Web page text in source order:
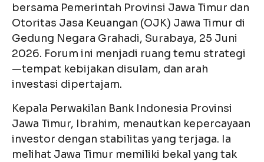
bersama Pemerintah Provinsi Jawa Timur dan
Otoritas Jasa Keuangan (OJK) Jawa Timur di
Gedung Negara Grahadi, Surabaya, 25 Juni
2026. Forum ini menjadi ruang temu strategi
—tempat kebijakan disulam, dan arah
investasi dipertajam.
Kepala Perwakilan Bank Indonesia Provinsi
Jawa Timur, Ibrahim, menautkan kepercayaan
investor dengan stabilitas yang terjaga. Ia
melihat Jawa Timur memiliki bekal yang tak